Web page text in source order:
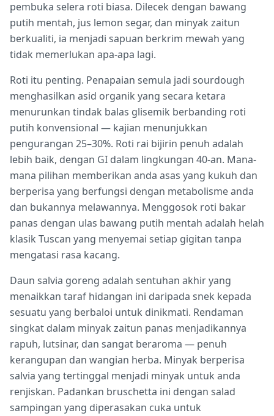
pembuka selera roti biasa. Dilecek dengan bawang
putih mentah, jus lemon segar, dan minyak zaitun
berkualiti, ia menjadi sapuan berkrim mewah yang
tidak memerlukan apa-apa lagi.
Roti itu penting. Penapaian semula jadi sourdough
menghasilkan asid organik yang secara ketara
menurunkan tindak balas glisemik berbanding roti
putih konvensional — kajian menunjukkan
pengurangan 25–30%. Roti rai bijirin penuh adalah
lebih baik, dengan GI dalam lingkungan 40-an. Mana-
mana pilihan memberikan anda asas yang kukuh dan
berperisa yang berfungsi dengan metabolisme anda
dan bukannya melawannya. Menggosok roti bakar
panas dengan ulas bawang putih mentah adalah helah
klasik Tuscan yang menyemai setiap gigitan tanpa
mengatasi rasa kacang.
Daun salvia goreng adalah sentuhan akhir yang
menaikkan taraf hidangan ini daripada snek kepada
sesuatu yang berbaloi untuk dinikmati. Rendaman
singkat dalam minyak zaitun panas menjadikannya
rapuh, lutsinar, dan sangat beraroma — penuh
kerangupan dan wangian herba. Minyak berperisa
salvia yang tertinggal menjadi minyak untuk anda
renjiskan. Padankan bruschetta ini dengan salad
sampingan yang diperasakan cuka untuk